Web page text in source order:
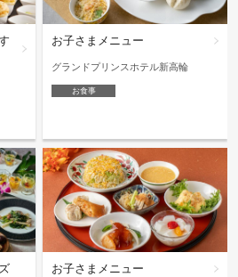
お子さまメニュー
グランドプリンスホテル新高輪
お食事
お子さまメニュー